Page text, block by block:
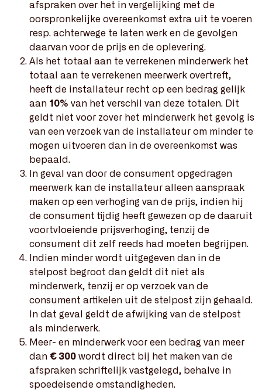
afspraken over het in vergelijking met de
oorspronkelijke overeenkomst extra uit te voeren
resp. achterwege te laten werk en de gevolgen
daarvan voor de prijs en de oplevering.
Als het totaal aan te verrekenen minderwerk het
totaal aan te verrekenen meerwerk overtreft,
heeft de installateur recht op een bedrag gelijk
aan 10% van het verschil van deze totalen. Dit
geldt niet voor zover het minderwerk het gevolg is
van een verzoek van de installateur om minder te
mogen uitvoeren dan in de overeenkomst was
bepaald.
In geval van door de consument opgedragen
meerwerk kan de installateur alleen aanspraak
maken op een verhoging van de prijs, indien hij
de consument tijdig heeft gewezen op de daaruit
voortvloeiende prijsverhoging, tenzij de
consument dit zelf reeds had moeten begrijpen.
Indien minder wordt uitgegeven dan in de
stelpost begroot dan geldt dit niet als
minderwerk, tenzij er op verzoek van de
consument artikelen uit de stelpost zijn gehaald.
In dat geval geldt de afwijking van de stelpost
als minderwerk.
Meer- en minderwerk voor een bedrag van meer
dan € 300 wordt direct bij het maken van de
afspraken schriftelijk vastgelegd, behalve in
spoedeisende omstandigheden.